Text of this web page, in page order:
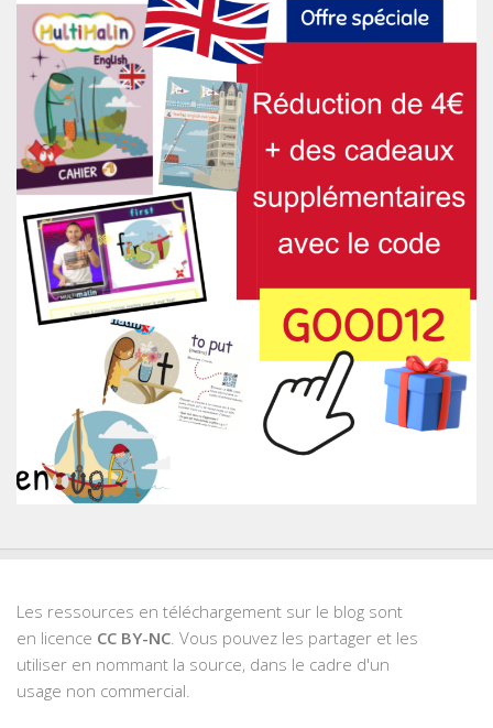
Les ressources en téléchargement sur le blog sont
en licence CC BY-NC . Vous pouvez les partager et les
utiliser en nommant la source, dans le cadre d'un
usage non commercial.